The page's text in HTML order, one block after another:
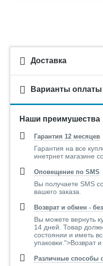
Доставка
Варианты оплаты
Наши преимушества
Гарантия 12 месяцев
Гарантия на все
инетрнет магазине
Оповещение по SMS
Вы получаете SMS
вашего заказа.
Возврат и обмен -
Вы можете вернуть
14 дней. Товар
состоянии и иметь
упаковки.">Возврат
Различные способы